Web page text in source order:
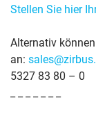
Stellen Sie hier
Alternativ
an:
5327 83 80 – 0